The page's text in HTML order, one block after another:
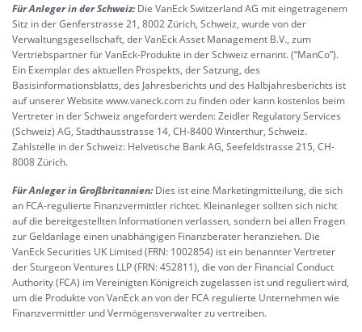
Für Anleger in der Schweiz:Die VanEck Switzerland AG mit eingetragenem
Sitz in der Genferstrasse 21, 8002 Zürich, Schweiz, wurde von der
Verwaltungsgesellschaft, der VanEck Asset Management B.V., zum
Vertriebspartner für VanEck-Produkte in der Schweiz ernannt. (“ManCo”).
Ein Exemplar des aktuellen Prospekts, der Satzung, des
Basisinformationsblatts, des Jahresberichts und des Halbjahresberichts ist
auf unserer Website www.vaneck.com zu finden oder kann kostenlos beim
Vertreter in der Schweiz angefordert werden: Zeidler Regulatory Services
(Schweiz) AG, Stadthausstrasse 14, CH-8400 Winterthur, Schweiz.
Zahlstelle in der Schweiz: Helvetische Bank AG, Seefeldstrasse 215, CH-
8008 Zürich.
Für Anleger in Großbritannien:Dies ist eine Marketingmitteilung, die sich
an FCA-regulierte Finanzvermittler richtet. Kleinanleger sollten sich nicht
auf die bereitgestellten Informationen verlassen, sondern bei allen Fragen
zur Geldanlage einen unabhängigen Finanzberater heranziehen. Die
VanEck Securities UK Limited (FRN: 1002854) ist ein benannter Vertreter
der Sturgeon Ventures LLP (FRN: 452811), die von der Financial Conduct
Authority (FCA) im Vereinigten Königreich zugelassen ist und reguliert wird,
um die Produkte von VanEck an von der FCA regulierte Unternehmen wie
Finanzvermittler und Vermögensverwalter zu vertreiben.